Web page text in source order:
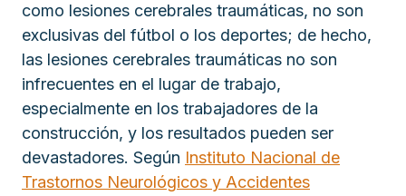
como lesiones cerebrales traumáticas, no son
exclusivas del fútbol o los deportes; de hecho,
las lesiones cerebrales traumáticas no son
infrecuentes en el lugar de trabajo,
especialmente en los trabajadores de la
construcción, y los resultados pueden ser
devastadores. Según Instituto Nacional de
Trastornos Neurológicos y Accidentes